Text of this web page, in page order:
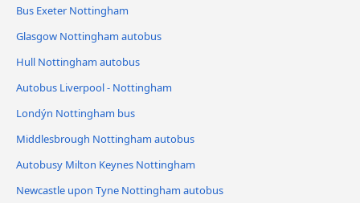
Bus Exeter Nottingham
Glasgow Nottingham autobus
Hull Nottingham autobus
Autobus Liverpool - Nottingham
Londýn Nottingham bus
Middlesbrough Nottingham autobus
Autobusy Milton Keynes Nottingham
Newcastle upon Tyne Nottingham autobus